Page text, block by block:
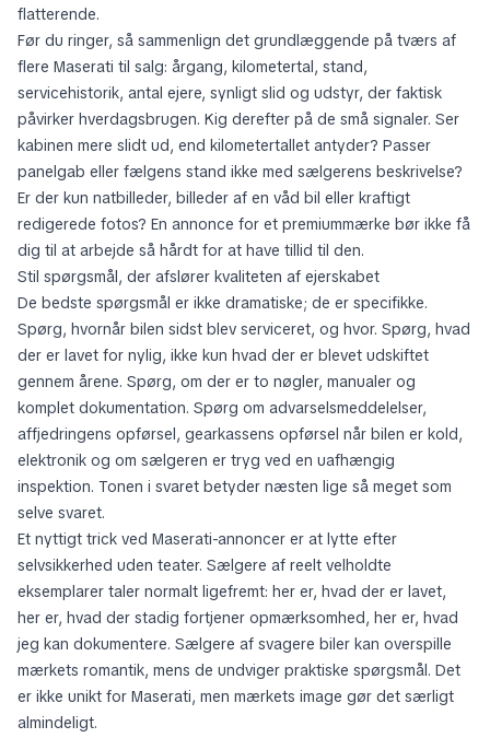
flatterende.
Før du ringer, så sammenlign det grundlæggende på tværs af
flere Maserati til salg: årgang, kilometertal, stand,
servicehistorik, antal ejere, synligt slid og udstyr, der faktisk
påvirker hverdagsbrugen. Kig derefter på de små signaler. Ser
kabinen mere slidt ud, end kilometertallet antyder? Passer
panelgab eller fælgens stand ikke med sælgerens beskrivelse?
Er der kun natbilleder, billeder af en våd bil eller kraftigt
redigerede fotos? En annonce for et premiummærke bør ikke få
dig til at arbejde så hårdt for at have tillid til den.
Stil spørgsmål, der afslører kvaliteten af ejerskabet
De bedste spørgsmål er ikke dramatiske; de er specifikke.
Spørg, hvornår bilen sidst blev serviceret, og hvor. Spørg, hvad
der er lavet for nylig, ikke kun hvad der er blevet udskiftet
gennem årene. Spørg, om der er to nøgler, manualer og
komplet dokumentation. Spørg om advarselsmeddelelser,
affjedringens opførsel, gearkassens opførsel når bilen er kold,
elektronik og om sælgeren er tryg ved en uafhængig
inspektion. Tonen i svaret betyder næsten lige så meget som
selve svaret.
Et nyttigt trick ved Maserati-annoncer er at lytte efter
selvsikkerhed uden teater. Sælgere af reelt velholdte
eksemplarer taler normalt ligefremt: her er, hvad der er lavet,
her er, hvad der stadig fortjener opmærksomhed, her er, hvad
jeg kan dokumentere. Sælgere af svagere biler kan overspille
mærkets romantik, mens de undviger praktiske spørgsmål. Det
er ikke unikt for Maserati, men mærkets image gør det særligt
almindeligt.